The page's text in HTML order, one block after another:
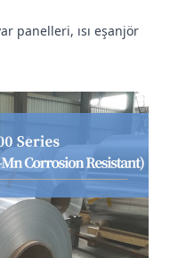
panelleri, ısı eşanjör